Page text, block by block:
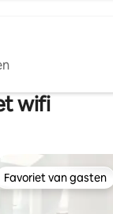
wifi
Favoriet van gasten
Favoriet van gasten